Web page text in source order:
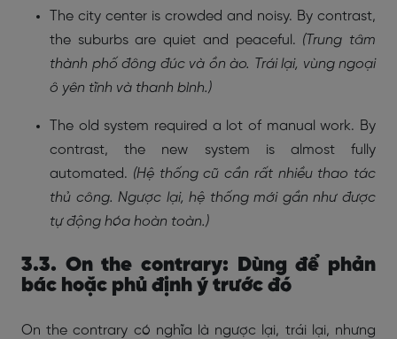
The city center is crowded and noisy. By contrast,
the suburbs are quiet and peaceful. (Trung tâm
thành phố đông đúc và ồn ào. Trái lại, vùng ngoại
ô yên tĩnh và thanh bình.)
The old system required a lot of manual work. By
contrast, the new system is almost fully
automated. (Hệ thống cũ cần rất nhiều thao tác
thủ công. Ngược lại, hệ thống mới gần như được
tự động hóa hoàn toàn.)
3.3. On the contrary: Dùng để phản
bác hoặc phủ định ý trước đó
On the contrary có nghĩa là ngược lại, trái lại, nhưng